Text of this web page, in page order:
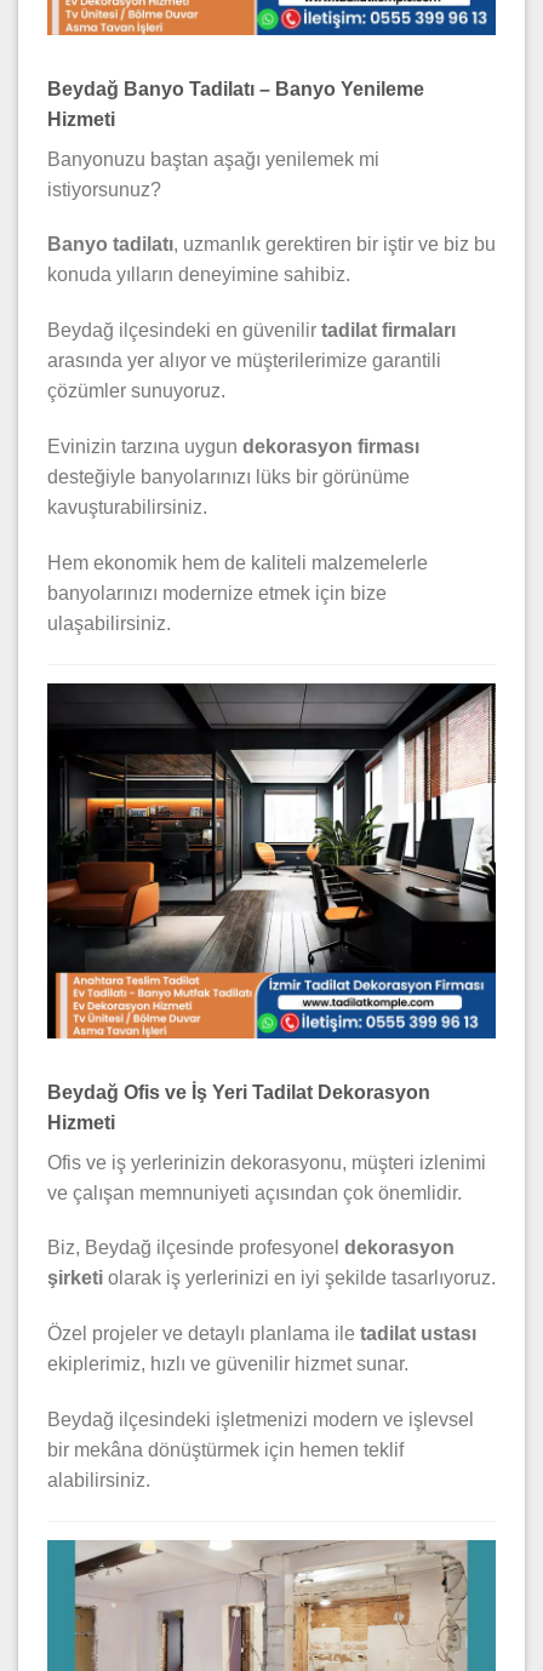
Beydağ Banyo Tadilatı – Banyo Yenileme
Hizmeti
Banyonuzu baştan aşağı yenilemek mi
istiyorsunuz?
Banyo tadilatı, uzmanlık gerektiren bir iştir ve biz bu
konuda yılların deneyimine sahibiz.
Beydağ ilçesindeki en güvenilir tadilat firmaları
arasında yer alıyor ve müşterilerimize garantili
çözümler sunuyoruz.
Evinizin tarzına uygun dekorasyon firması
desteğiyle banyolarınızı lüks bir görünüme
kavuşturabilirsiniz.
Hem ekonomik hem de kaliteli malzemelerle
banyolarınızı modernize etmek için bize
ulaşabilirsiniz.
Beydağ Ofis ve İş Yeri Tadilat Dekorasyon
Hizmeti
Ofis ve iş yerlerinizin dekorasyonu, müşteri izlenimi
ve çalışan memnuniyeti açısından çok önemlidir.
Biz, Beydağ ilçesinde profesyonel dekorasyon
şirketi olarak iş yerlerinizi en iyi şekilde tasarlıyoruz.
Özel projeler ve detaylı planlama ile tadilat ustası
ekiplerimiz, hızlı ve güvenilir hizmet sunar.
Beydağ ilçesindeki işletmenizi modern ve işlevsel
bir mekâna dönüştürmek için hemen teklif
alabilirsiniz.